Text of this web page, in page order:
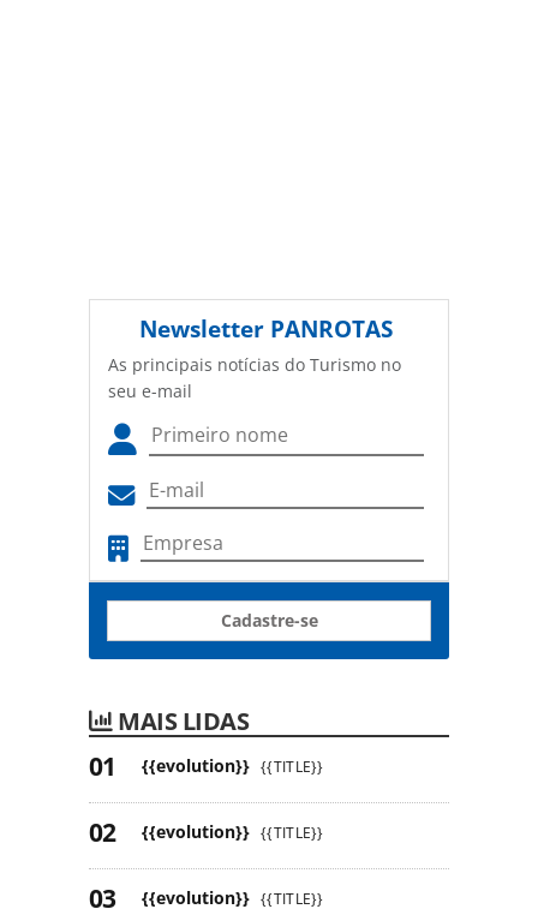
Newsletter PANROTAS
As principais notícias do Turismo no
seu e-mail
Cadastre-se
MAIS LIDAS
{{evolution}} {{TITLE}}
{{evolution}} {{TITLE}}
{{evolution}} {{TITLE}}